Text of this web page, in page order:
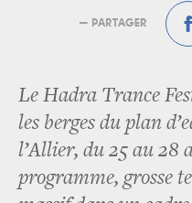
— PARTAGER
Le Hadra Trance
les berges du plan
l’Allier, du 25 au 28
programme, grosse